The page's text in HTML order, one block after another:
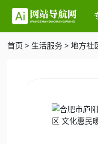
首页 > 生活服务>地方社